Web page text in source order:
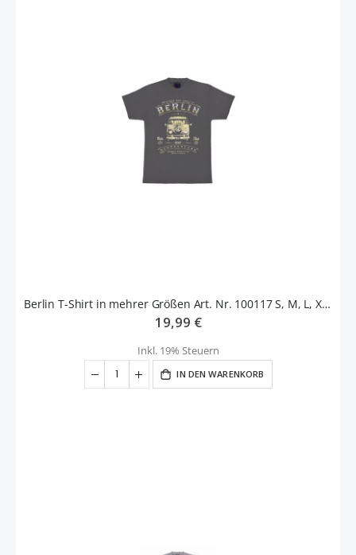
Berlin T-Shirt in mehrer Größen Art. Nr. 100117 S, M, L, XL, XXL
19,99 €
Inkl. 19% Steuern
IN DEN WARENKORB